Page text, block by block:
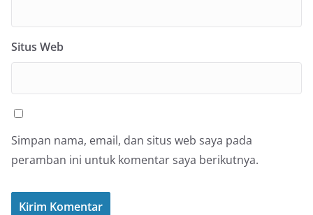
Situs Web
Simpan nama, email, dan situs web saya pada
peramban ini untuk komentar saya berikutnya.